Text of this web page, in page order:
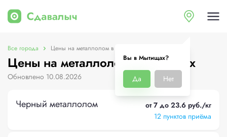
Вы в Мытищах?
Да Нет
Все города Цены на металлолом в Мытищах
Цены на металлолом в Мытищах
Обновлено 10.08.2026
Черный металлолом
от 7 до 23.6 руб./кг
12 пунктов приёма